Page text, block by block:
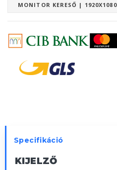
MONITOR KERESŐ |
Specifikáció
KIJELZŐ